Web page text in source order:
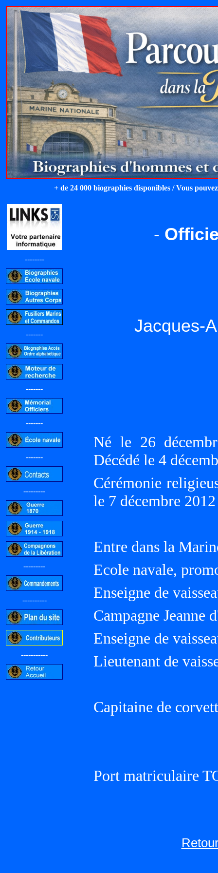
+ de 24 000 biographies disponibles / Vous
--------
-------
-------
-------
-------
---------
---------
----------
-----------
-
Jacques-
Né le 26
Décédé le 4
Cérémonie
le 7 décembre 2012
Entre dans la
Ecole navale,
Enseigne de
Campagne Jeanne
Enseigne de
Lieutenant de
Capitaine de
Port matriculaire